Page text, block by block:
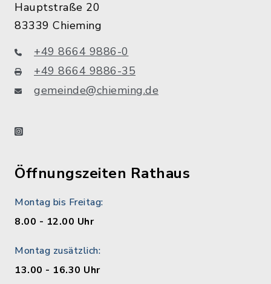
Hauptstraße 20
83339 Chieming
+49 8664 9886-0
+49 8664 9886-35
gemeinde@chieming.de
instagram
Öffnungszeiten Rathaus
Montag bis Freitag:
8.00 - 12.00 Uhr
Montag zusätzlich:
13.00 - 16.30 Uhr